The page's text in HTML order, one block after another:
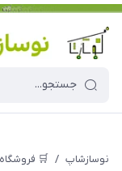
نوسازشاپ / 🛒 فروشگاه